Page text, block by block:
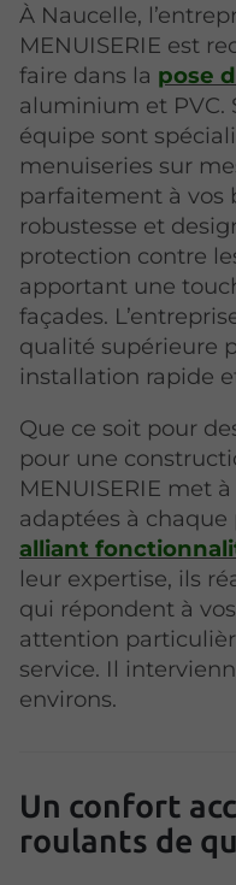
À Naucelle,
MENUISERIE est
faire dans la pose
aluminium et PVC.
équipe sont
menuiseries sur
parfaitement à vos
robustesse et
protection contre
apportant une
façades.
qualité supérieure
installation rapide
Que ce soit pour
pour une
MENUISERIE met
adaptées à chaque
alliant
leur expertise, ils
qui répondent à
attention
service. Il
environs.
Un confort
roulants de